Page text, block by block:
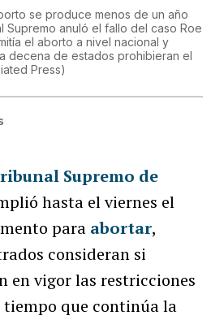
se produce menos de un año
Supremo anuló el fallo del caso Roe
el aborto a nivel nacional y
decena de estados prohibieran el
Press)
Supremo de
hasta el viernes el
para abortar,
consideran si
en vigor las restricciones
que continúa la